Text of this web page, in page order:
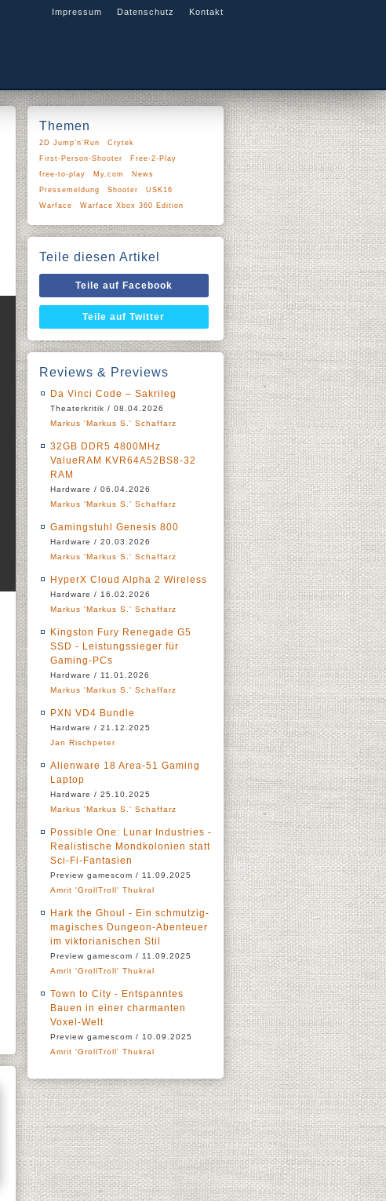
Impressum Datenschutz Kontakt
Themen
2D Jump'n'Run
Crytek
First-Person-Shooter
Free-2-Play
free-to-play
My.com
News
Pressemeldung
Shooter
USK16
Warface
Warface Xbox 360 Edition
Teile diesen Artikel
Teile auf Facebook
Teile auf Twitter
Reviews & Previews
Da Vinci Code – Sakrileg
Theaterkritik / 08.04.2026
Markus 'Markus S.' Schaffarz
32GB DDR5 4800MHz
ValueRAM KVR64A52BS8-32
RAM
Hardware / 06.04.2026
Markus 'Markus S.' Schaffarz
Gamingstuhl Genesis 800
Hardware / 20.03.2026
Markus 'Markus S.' Schaffarz
HyperX Cloud Alpha 2 Wireless
Hardware / 16.02.2026
Markus 'Markus S.' Schaffarz
Kingston Fury Renegade G5
SSD - Leistungssieger für
Gaming-PCs
Hardware / 11.01.2026
Markus 'Markus S.' Schaffarz
PXN VD4 Bundle
Hardware / 21.12.2025
Jan Rischpeter
Alienware 18 Area-51 Gaming
Laptop
Hardware / 25.10.2025
Markus 'Markus S.' Schaffarz
Possible One: Lunar Industries -
Realistische Mondkolonien statt
Sci-Fi-Fantasien
Preview gamescom / 11.09.2025
Amrit 'GrollTroll' Thukral
Hark the Ghoul - Ein schmutzig-
magisches Dungeon-Abenteuer
im viktorianischen Stil
Preview gamescom / 11.09.2025
Amrit 'GrollTroll' Thukral
Town to City - Entspanntes
Bauen in einer charmanten
Voxel-Welt
Preview gamescom / 10.09.2025
Amrit 'GrollTroll' Thukral